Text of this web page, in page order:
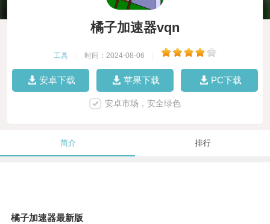
橘子加速器vqn
工具 时间：2024-08-06
安卓下载 苹果下载 PC下载
安卓市场，安全绿色
简介 排行
橘子加速器最新版